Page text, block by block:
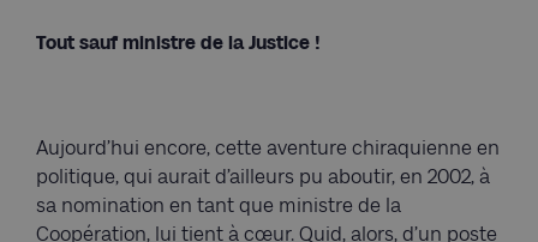
Tout sauf ministre de la Justice !
Aujourd’hui encore, cette aventure chiraquienne en
politique, qui aurait d’ailleurs pu aboutir, en 2002, à
sa nomination en tant que ministre de la
Coopération, lui tient à cœur. Quid, alors, d’un poste